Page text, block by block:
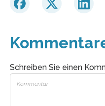
Schreiben Sie einen